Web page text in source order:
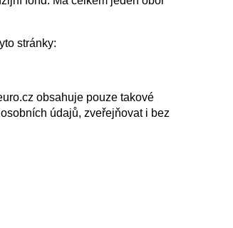
stránky:
obsahuje pouze takové
údajů, zveřejňovat i bez